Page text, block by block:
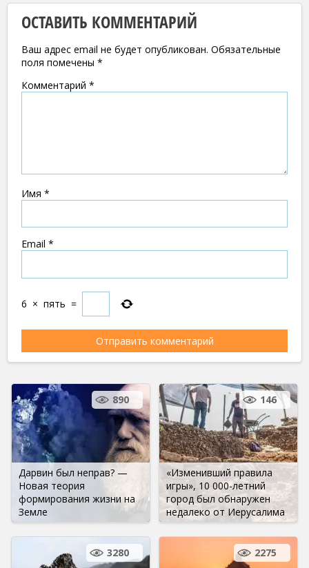
ОСТАВИТЬ КОММЕНТАРИЙ
Ваш адрес email не будет опубликован. Обязательные
поля помечены *
Комментарий *
Имя *
Email *
6 × пять =
Дарвин был неправ? —
Новая теория
формирования жизни на
Земле
890
«Изменивший правила
игры», 10 000-летний
город был обнаружен
недалеко от Иерусалима
146
3280 2275